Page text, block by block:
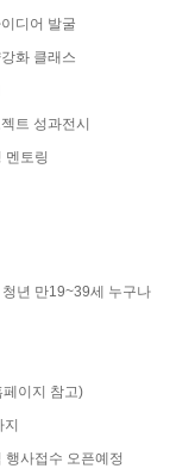
디어 발굴
화 클래스
트 성과전시
멘토링
년 만19~39세 누구나
이지 참고)
행사접수 오픈예정